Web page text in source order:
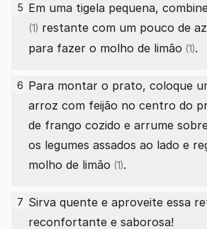
5 Em uma tigela pequena,
(1) restante com um pouco de
para fazer o molho de limão (1).
6 Para montar o prato, coloque
arroz com feijão no centro do
de frango cozido e arrume
os legumes assados ao lado e
molho de limão (1).
7 Sirva quente e aproveite essa
reconfortante e saborosa!